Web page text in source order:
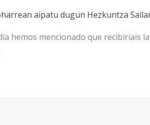
aipatu dugun Hezkuntza
hemos mencionado que recibiríais